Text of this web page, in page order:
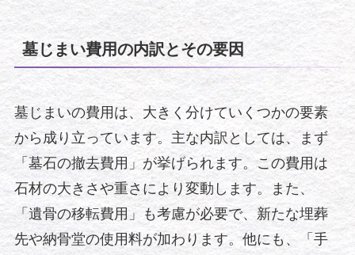
墓じまい費用の内訳とその要因
墓じまいの費用は、大きく分けていくつかの要素
から成り立っています。主な内訳としては、まず
「墓石の撤去費用」が挙げられます。この費用は
石材の大きさや重さにより変動します。また、
「遺骨の移転費用」も考慮が必要で、新たな埋葬
先や納骨堂の使用料が加わります。他にも、「手